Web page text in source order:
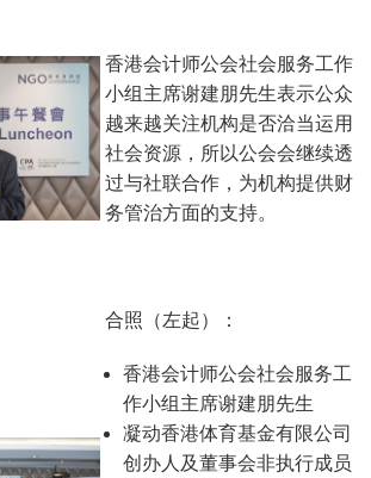
香港会计师公会社会服务工作
小组主席谢建朋先生表示公众
越来越关注机构是否洽当运用
社会资源，所以公会会继续透
过与社联合作，为机构提供财
务管治方面的支持。
合照（左起）：
香港会计师公会社会服务工
作小组主席谢建朋先生
凝动香港体育基金有限公司
创办人及董事会非执行成员